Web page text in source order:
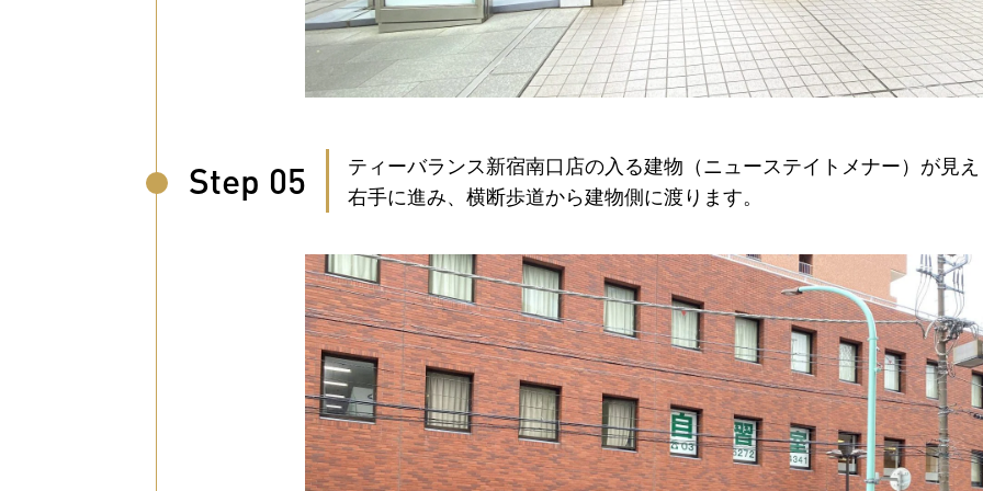
Step 05
ティーバランス新宿南口店の入る建物（ニューステイトメナー）が見
右手に進み、横断歩道から建物側に渡ります。